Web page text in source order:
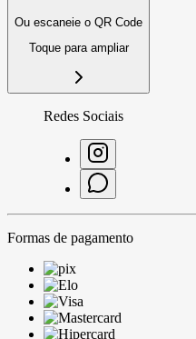
Ou escaneie o QR Code
Toque para ampliar
Redes Sociais
Formas de pagamento